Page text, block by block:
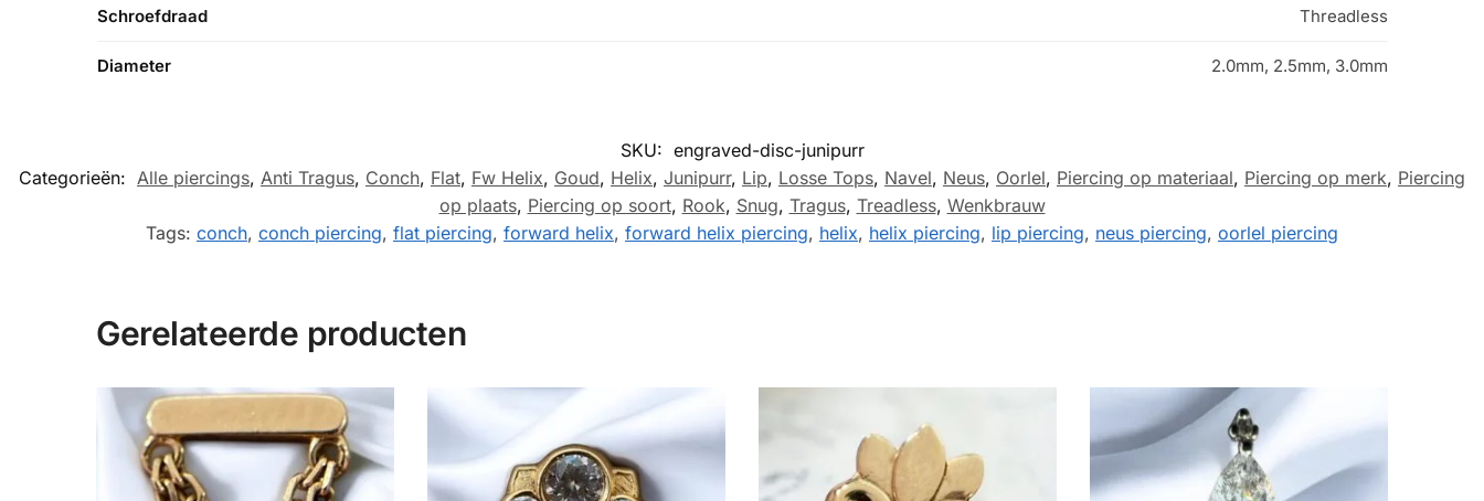
Schroefdraad Threadless
Diameter 2.0mm, 2.5mm, 3.0mm
SKU: engraved-disc-junipurr
Categorieën: Alle piercings, Anti Tragus, Conch, Flat, Fw Helix, Goud, Helix, Junipurr, Lip, Losse Tops, Navel, Neus, Oorlel, Piercing op materiaal, Piercing op merk, Piercing
op plaats, Piercing op soort, Rook, Snug, Tragus, Treadless, Wenkbrauw
Tags: conch, conch piercing, flat piercing, forward helix, forward helix piercing, helix, helix piercing, lip piercing, neus piercing, oorlel piercing
Gerelateerde producten